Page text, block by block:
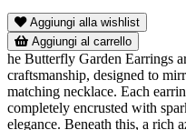
Aggiungi alla wishlist
Aggiungi al carrello
he Butterfly Garden Earrings
craftsmanship, designed to
matching necklace. Each
completely encrusted with
elegance. Beneath this, a rich